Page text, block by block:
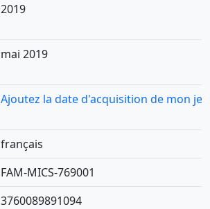
2019
mai 2019
Ajoutez la date d'acquisition de mon jeu
français
FAM-MICS-769001
3760089891094